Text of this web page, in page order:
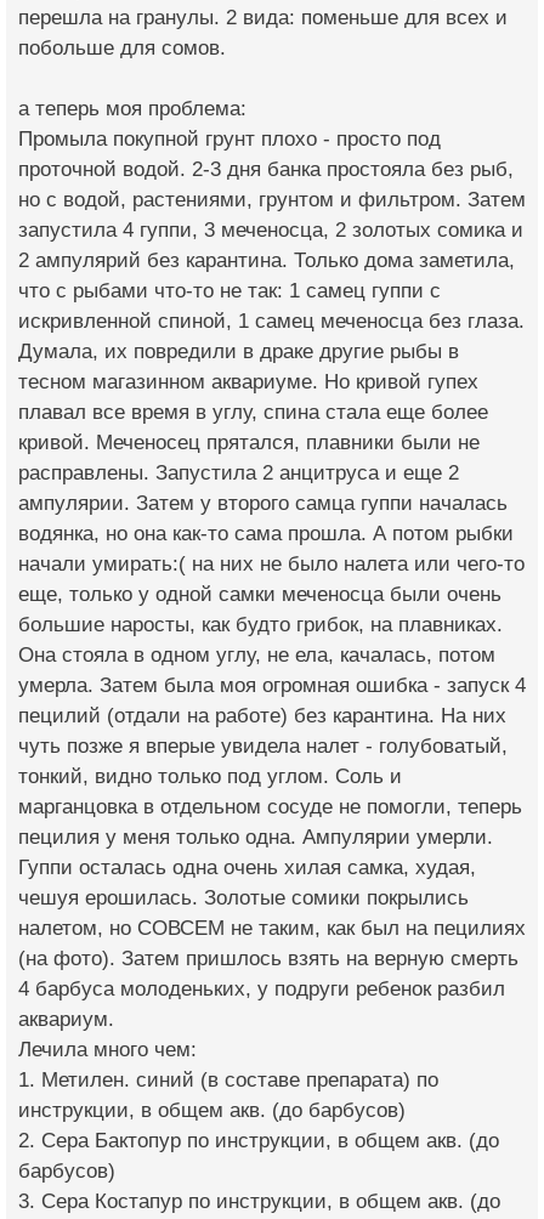
перешла на гранулы. 2 вида: поменьше для всех и
побольше для сомов.
а теперь моя проблема:
Промыла покупной грунт плохо - просто под
проточной водой. 2-3 дня банка простояла без рыб,
но с водой, растениями, грунтом и фильтром. Затем
запустила 4 гуппи, 3 меченосца, 2 золотых сомика и
2 ампулярий без карантина. Только дома заметила,
что с рыбами что-то не так: 1 самец гуппи с
искривленной спиной, 1 самец меченосца без глаза.
Думала, их повредили в драке другие рыбы в
тесном магазинном аквариуме. Но кривой гупех
плавал все время в углу, спина стала еще более
кривой. Меченосец прятался, плавники были не
расправлены. Запустила 2 анцитруса и еще 2
ампулярии. Затем у второго самца гуппи началась
водянка, но она как-то сама прошла. А потом рыбки
начали умирать:( на них не было налета или чего-то
еще, только у одной самки меченосца были очень
большие наросты, как будто грибок, на плавниках.
Она стояла в одном углу, не ела, качалась, потом
умерла. Затем была моя огромная ошибка - запуск 4
пецилий (отдали на работе) без карантина. На них
чуть позже я вперые увидела налет - голубоватый,
тонкий, видно только под углом. Соль и
марганцовка в отдельном сосуде не помогли, теперь
пецилия у меня только одна. Ампулярии умерли.
Гуппи осталась одна очень хилая самка, худая,
чешуя ерошилась. Золотые сомики покрылись
налетом, но СОВСЕМ не таким, как был на пецилиях
(на фото). Затем пришлось взять на верную смерть
4 барбуса молоденьких, у подруги ребенок разбил
аквариум.
Лечила много чем:
1. Метилен. синий (в составе препарата) по
инструкции, в общем акв. (до барбусов)
2. Сера Бактопур по инструкции, в общем акв. (до
барбусов)
3. Сера Костапур по инструкции, в общем акв. (до